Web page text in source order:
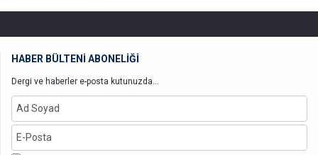
HABER BÜLTENİ ABONELİĞİ
Dergi ve haberler e-posta kutunuzda...